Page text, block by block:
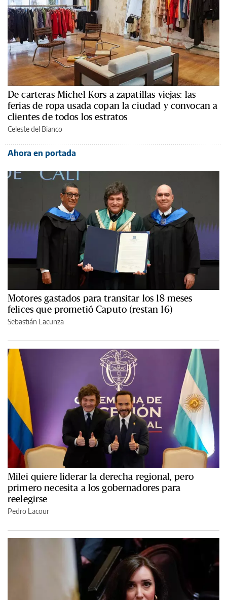
De carteras Michel Kors a zapatillas viejas: las
ferias de ropa usada copan la ciudad y convocan a
clientes de todos los estratos
Celeste del Bianco
Ahora en portada
Motores gastados para transitar los 18 meses
felices que prometió Caputo (restan 16)
Sebastián Lacunza
Milei quiere liderar la derecha regional, pero
primero necesita a los gobernadores para
reelegirse
Pedro Lacour